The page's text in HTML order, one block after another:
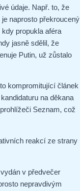
údaje. Např. to, že
naprosto překroucený
propukla aféra
jasně sdělil, že
Putin, už zůstalo
kompromitující článek
na děkana
Seznam, což
reakcí ze strany
v předvečer
nepravdivým